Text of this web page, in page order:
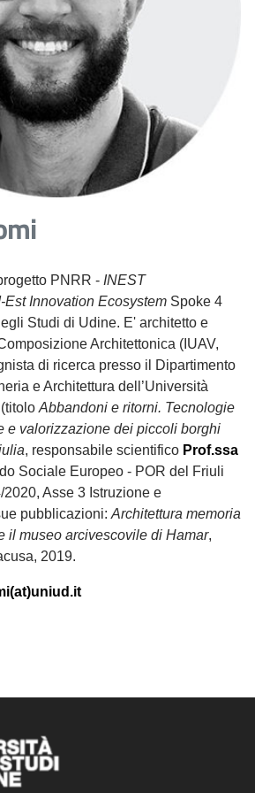
PNRR - INEST
Est Innovation Ecosystem Spoke 4
Studi di Udine. E' architetto e
Architettonica (IUAV,
di ricerca presso il Dipartimento
e Architettura dell’Università
Abbandoni e ritorni. Tecnologie
e valorizzazione dei piccoli borghi
, responsabile scientifico Prof.ssa
Sociale Europeo - POR del Friuli
Asse 3 Istruzione e
pubblicazioni: Architettura memoria
il museo arcivescovile di Hamar,
2019.